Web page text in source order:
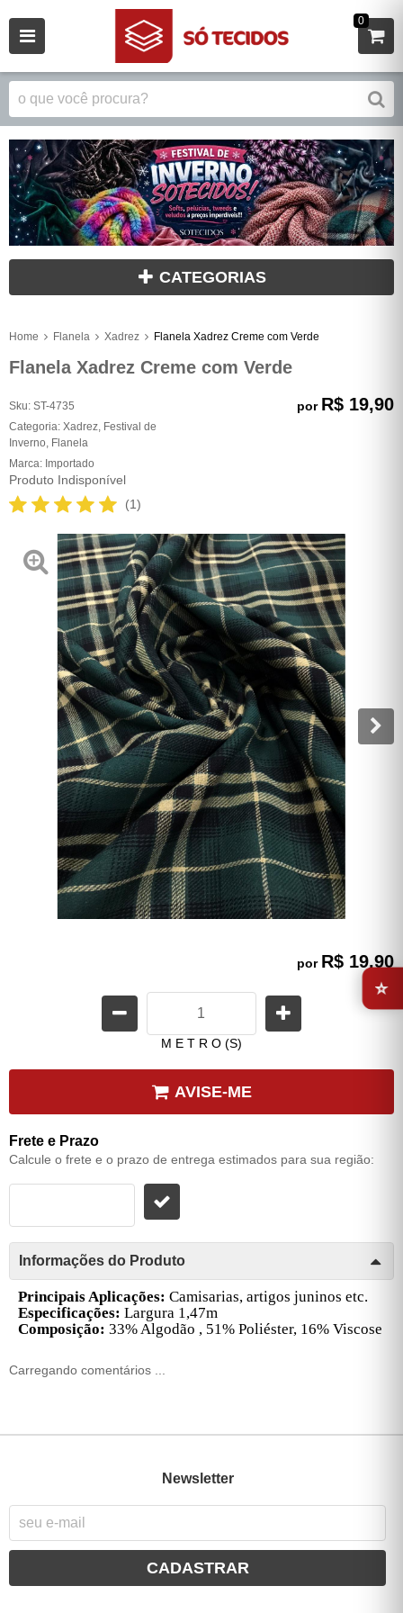
0
CATEGORIAS
Home Flanela Xadrez Flanela Xadrez Creme com Verde
Flanela Xadrez Creme com Verde
Sku: ST-4735
Categoria: Xadrez Festival de
Inverno Flanela
Marca: Importado
Produto Indisponível
(1)
por R$ 19,90
por R$ 19,90
M E T R O (S)
AVISE-ME
Frete e Prazo
Calcule o frete e o prazo de entrega estimados para sua região:
Informações do Produto
Principais Aplicações: Camisarias, artigos juninos etc.
Especificações: Largura 1,47m
Composição: 33% Algodão , 51% Poliéster, 16% Viscose
Carregando comentários ...
Newsletter
CADASTRAR
⭐